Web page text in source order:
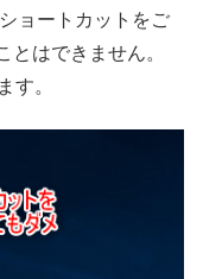
ョートカットをご
はできません。
す。